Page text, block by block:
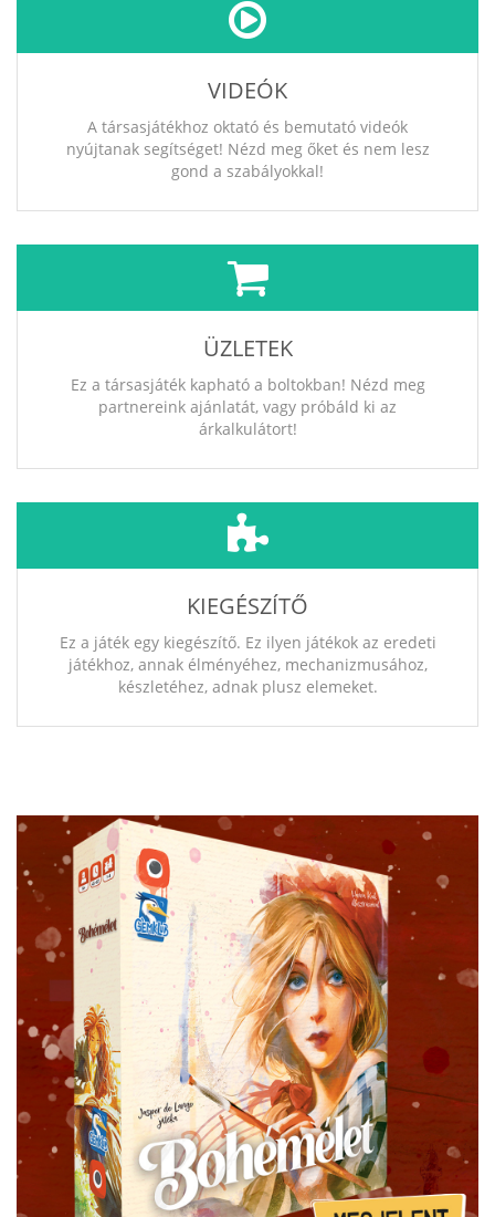
VIDEÓK
A társasjátékhoz oktató és bemutató videók
nyújtanak segítséget! Nézd meg őket és nem lesz
gond a szabályokkal!
ÜZLETEK
Ez a társasjáték kapható a boltokban! Nézd meg
partnereink ajánlatát, vagy próbáld ki az
árkalkulátort!
KIEGÉSZÍTŐ
Ez a játék egy kiegészítő. Ez ilyen játékok az eredeti
játékhoz, annak élményéhez, mechanizmusához,
készletéhez, adnak plusz elemeket.